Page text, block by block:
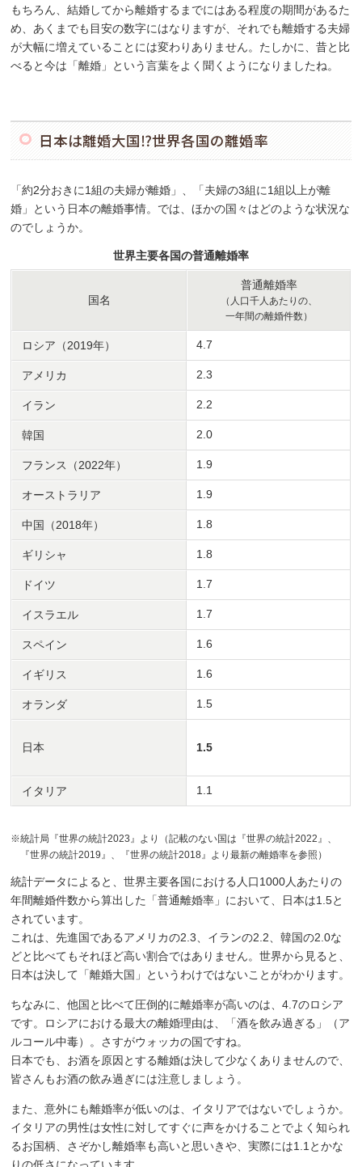
もちろん、結婚してから離婚するまでにはある程度の期間があるた
め、あくまでも目安の数字にはなりますが、それでも離婚する夫婦
が大幅に増えていることには変わりありません。たしかに、昔と比
べると今は「離婚」という言葉をよく聞くようになりましたね。
日本は離婚大国⁉世界各国の離婚率
「約2分おきに1組の夫婦が離婚」、「夫婦の3組に1組以上が離
婚」という日本の離婚事情。では、ほかの国々はどのような状況な
のでしょうか。
世界主要各国の普通離婚率
国名
普通離婚率
（人口千人あたりの、
一年間の離婚件数）
ロシア（2019年） 4.7
アメリカ 2.3
イラン 2.2
韓国 2.0
フランス（2022年） 1.9
オーストラリア 1.9
中国（2018年） 1.8
ギリシャ 1.8
ドイツ 1.7
イスラエル 1.7
スペイン 1.6
イギリス 1.6
オランダ 1.5
日本 1.5
イタリア 1.1
※統計局『世界の統計2023』より（記載のない国は『世界の統計2022』、
『世界の統計2019』、『世界の統計2018』より最新の離婚率を参照）
統計データによると、世界主要各国における人口1000人あたりの
年間離婚件数から算出した「普通離婚率」において、日本は1.5と
されています。
これは、先進国であるアメリカの2.3、イランの2.2、韓国の2.0な
どと比べてもそれほど高い割合ではありません。世界から見ると、
日本は決して「離婚大国」というわけではないことがわかります。
ちなみに、他国と比べて圧倒的に離婚率が高いのは、4.7のロシア
です。ロシアにおける最大の離婚理由は、「酒を飲み過ぎる」（ア
ルコール中毒）。さすがウォッカの国ですね。
日本でも、お酒を原因とする離婚は決して少なくありませんので、
皆さんもお酒の飲み過ぎには注意しましょう。
また、意外にも離婚率が低いのは、イタリアではないでしょうか。
イタリアの男性は女性に対してすぐに声をかけることでよく知られ
るお国柄、さぞかし離婚率も高いと思いきや、実際には1.1とかな
りの低さになっています。